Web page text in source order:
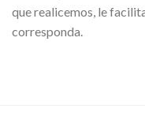
que realicemos, le
corresponda.